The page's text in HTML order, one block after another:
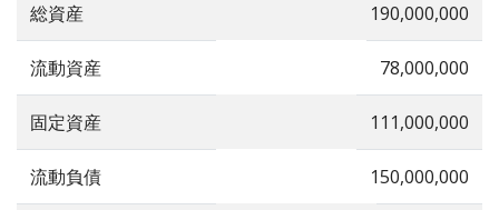
総資産 190,000,000
流動資産 78,000,000
固定資産 111,000,000
流動負債 150,000,000